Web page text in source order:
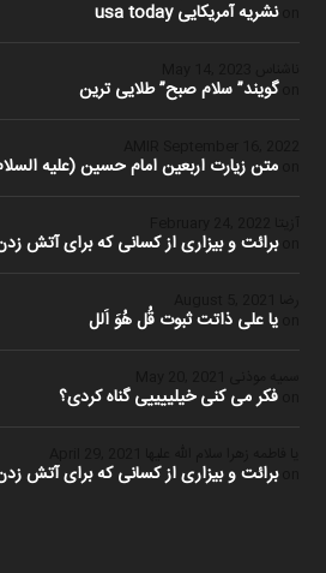
نشریه آمریکایی usa today
گویند” سلام صبح” طلایی ترین
متن زیارت اربعین امام حسین (علیه
برائت و بیزاری از کسانی که برای آتش
رضا
یا علی ذاتت ثبوت قُل هُوَ اَلل
سمیه موذنی
فکر می کنی خیلییییی گناه کردی؟
یا فاطمه زهرا سلام الله علیها
برائت و بیزاری از کسانی که برای آتش